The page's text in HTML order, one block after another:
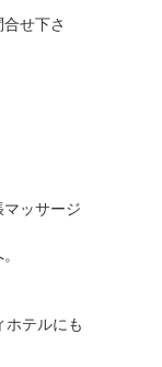
せ下さ
ッサージ
ホテルにも